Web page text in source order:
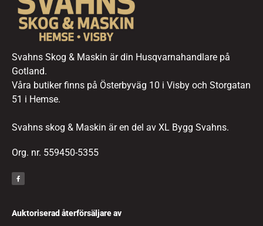
Svahns Skog & Maskin är din Husqvarnahandlare på
Gotland.
Våra butiker finns på Österbyväg 10 i Visby och Storgatan
51 i Hemse.
Svahns skog & Maskin är en del av XL Bygg Svahns.
Org. nr. 559450-5355
Auktoriserad återförsäljare av